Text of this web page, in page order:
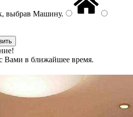
выбрав Машину.
Вами в ближайшее время.